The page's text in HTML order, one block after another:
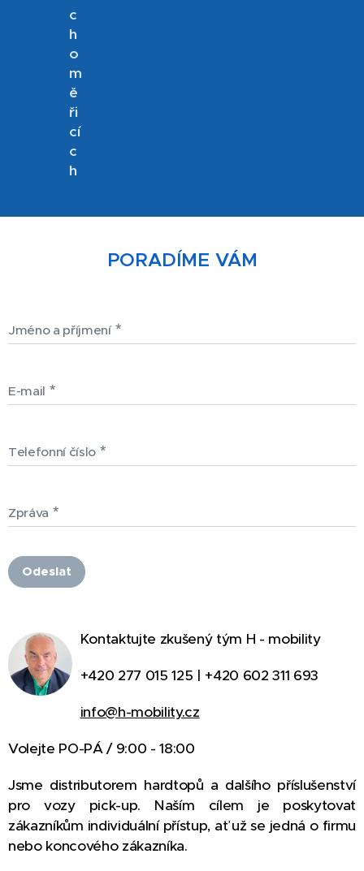
c
h
o
m
ě
ři
cí
c
h
PORADÍME VÁM
Jméno a příjmení
E-mail
Telefonní číslo
Zpráva
Odeslat
Kontaktujte zkušený tým H - mobility
+420 277 015 125 | +420 602 311 693
info@h-mobility.cz
Volejte PO-PÁ / 9:00 - 18:00
Jsme distributorem hardtopů a dalšího příslušenství
pro vozy pick-up. Naším cílem je poskytovat
zákazníkům individuální přístup, ať už se jedná o firmu
nebo koncového zákazníka.